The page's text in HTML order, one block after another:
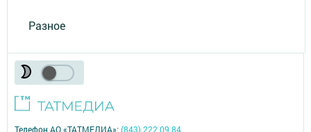
Разное
Телефон АО «ТАТМЕДИА»:(843) 222 09 84